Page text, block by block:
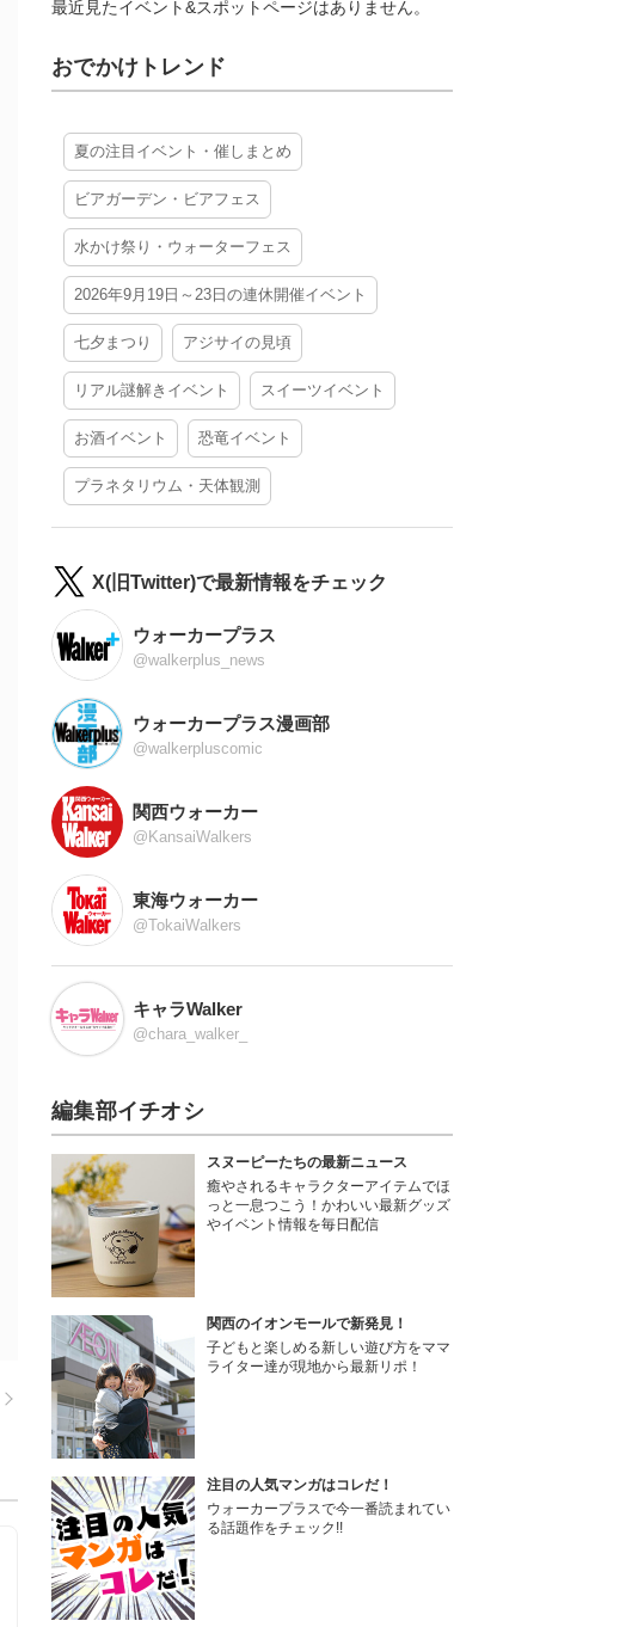
最近見たイベント&スポットページはありません。
おでかけトレンド
夏の注目イベント・催しまとめ
ビアガーデン・ビアフェス
水かけ祭り・ウォーターフェス
2026年9月19日～23日の連休開催イベント
七夕まつり アジサイの見頃
リアル謎解きイベント スイーツイベント
お酒イベント 恐竜イベント
プラネタリウム・天体観測
X(旧Twitter)で最新情報をチェック
ウォーカープラス
@walkerplus_news
ウォーカープラス漫画部
@walkerpluscomic
関西ウォーカー
@KansaiWalkers
東海ウォーカー
@TokaiWalkers
キャラWalker
@chara_walker_
編集部イチオシ
スヌーピーたちの最新ニュース
癒やされるキャラクターアイテムでほ
っと一息つこう！かわいい最新グッズ
やイベント情報を毎日配信
関西のイオンモールで新発見！
子どもと楽しめる新しい遊び方をママ
ライター達が現地から最新リポ！
注目の人気マンガはコレだ！
ウォーカープラスで今一番読まれてい
る話題作をチェック!!